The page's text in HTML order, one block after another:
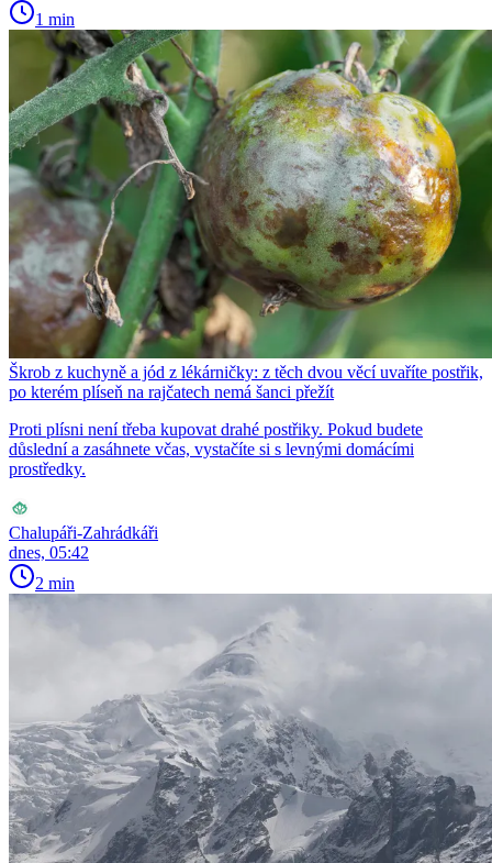
1 min
Škrob z kuchyně a jód z lékárničky: z těch dvou věcí uvaříte postřik,
po kterém plíseň na rajčatech nemá šanci přežít
Proti plísni není třeba kupovat drahé postřiky. Pokud budete
důslední a zasáhnete včas, vystačíte si s levnými domácími
prostředky.
Chalupáři-Zahrádkáři
dnes, 05:42
2 min